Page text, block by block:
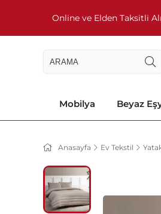
Online ve Elden Taksitli
Mobilya Beyaz
Anasayfa Ev Tekstil